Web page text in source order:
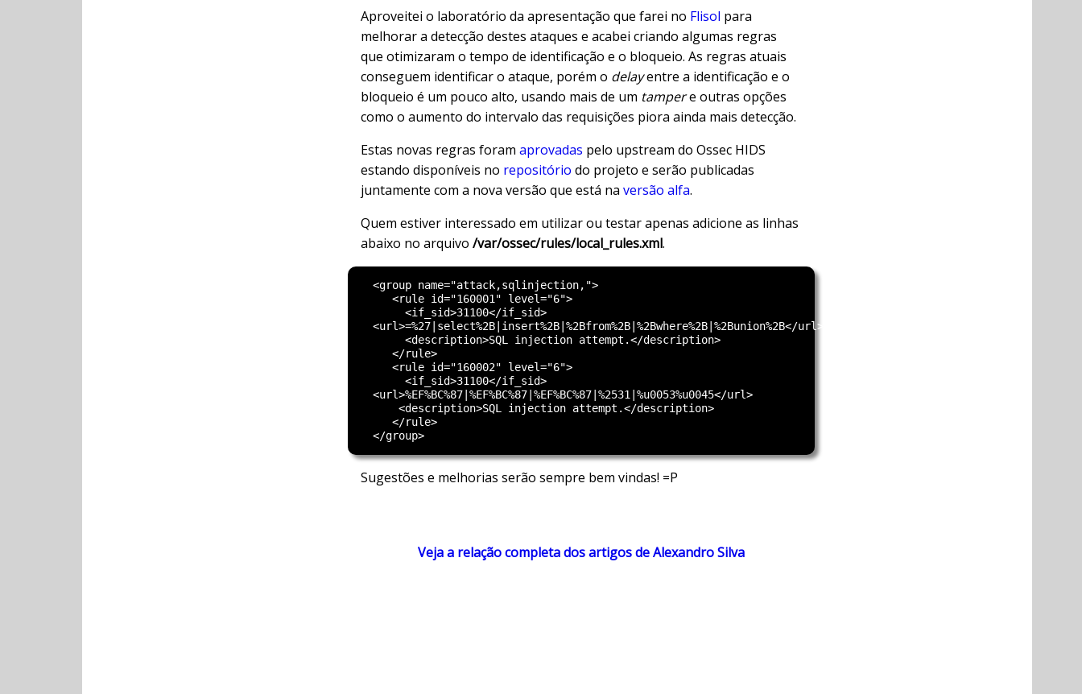
Aproveitei o laboratório da apresentação que farei no Flisol para
melhorar a detecção destes ataques e acabei criando algumas regras
que otimizaram o tempo de identificação e o bloqueio. As regras atuais
conseguem identificar o ataque, porém o delayentre a identificação e o
bloqueio é um pouco alto, usando mais de um tampere outras opções
como o aumento do intervalo das requisições piora ainda mais detecção.
Estas novas regras foram aprovadas pelo upstream do Ossec HIDS
estando disponíveis no repositório do projeto e serão publicadas
juntamente com a nova versão que está na versão alfa.
Quem estiver interessado em utilizar ou testar apenas adicione as linhas
abaixo no arquivo /var/ossec/rules/local_rules.xml.
  <group name="attack,sqlinjection,">
     <rule id="160001" level="6">
       <if_sid>31100</if_sid>
  <url>=%27|select%2B|insert%2B|%2Bfrom%2B|%2Bwhere%2B|%2Bunion%2B</url>
       <description>SQL injection attempt.</description>
     </rule>
     <rule id="160002" level="6">
       <if_sid>31100</if_sid>
  <url>%EF%BC%87|%EF%BC%87|%EF%BC%87|%2531|%u0053%u0045</url>
      <description>SQL injection attempt.</description>
     </rule>
Sugestões e melhorias serão sempre bem vindas! =P
Veja a relação completa dos artigos de Alexandro Silva